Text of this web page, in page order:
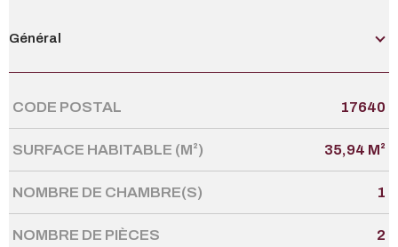
Général
Caractérisque Valeurs
CODE POSTAL 17640
SURFACE HABITABLE (M²) 35,94 M²
NOMBRE DE CHAMBRE(S) 1
NOMBRE DE PIÈCES 2